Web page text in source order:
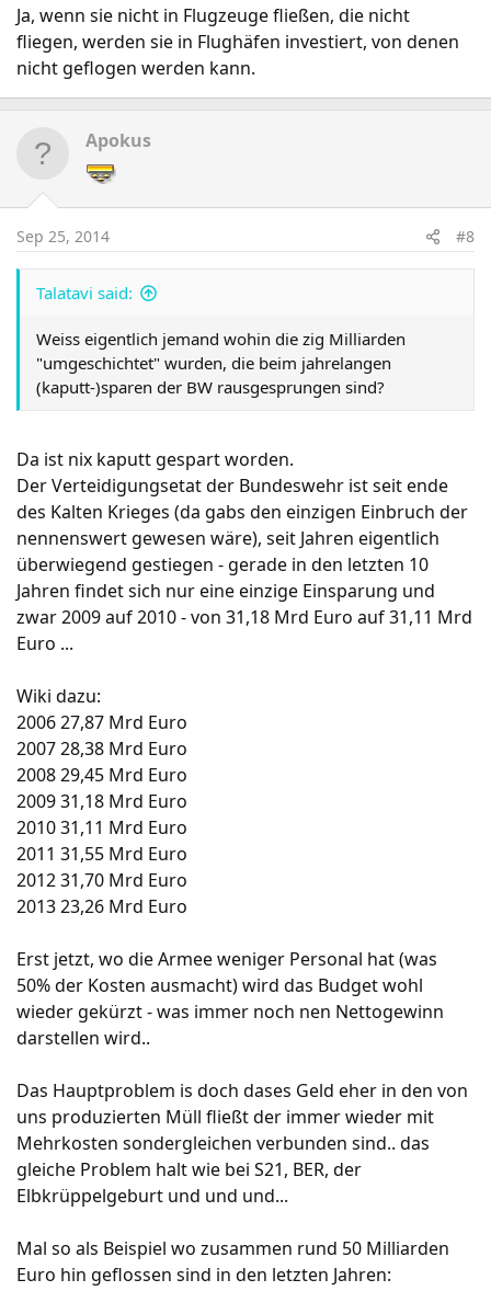
Ja, wenn sie nicht in Flugzeuge fließen, die nicht
fliegen, werden sie in Flughäfen investiert, von denen
nicht geflogen werden kann.
Apokus
Sep 25, 2014 #8
Talatavi said:
Weiss eigentlich jemand wohin die zig Milliarden
"umgeschichtet" wurden, die beim jahrelangen
(kaputt-)sparen der BW rausgesprungen sind?
Da ist nix kaputt gespart worden.
Der Verteidigungsetat der Bundeswehr ist seit ende
des Kalten Krieges (da gabs den einzigen Einbruch der
nennenswert gewesen wäre), seit Jahren eigentlich
überwiegend gestiegen - gerade in den letzten 10
Jahren findet sich nur eine einzige Einsparung und
zwar 2009 auf 2010 - von 31,18 Mrd Euro auf 31,11 Mrd
Euro ...
Wiki dazu:
2006 27,87 Mrd Euro
2007 28,38 Mrd Euro
2008 29,45 Mrd Euro
2009 31,18 Mrd Euro
2010 31,11 Mrd Euro
2011 31,55 Mrd Euro
2012 31,70 Mrd Euro
2013 23,26 Mrd Euro
Erst jetzt, wo die Armee weniger Personal hat (was
50% der Kosten ausmacht) wird das Budget wohl
wieder gekürzt - was immer noch nen Nettogewinn
darstellen wird..
Das Hauptproblem is doch dases Geld eher in den von
uns produzierten Müll fließt der immer wieder mit
Mehrkosten sondergleichen verbunden sind.. das
gleiche Problem halt wie bei S21, BER, der
Elbkrüppelgeburt und und und...
Mal so als Beispiel wo zusammen rund 50 Milliarden
Euro hin geflossen sind in den letzten Jahren: